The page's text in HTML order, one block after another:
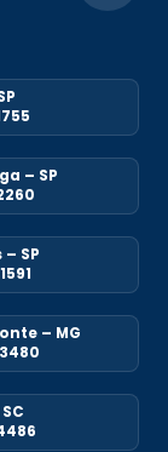
– SP
SP
– MG